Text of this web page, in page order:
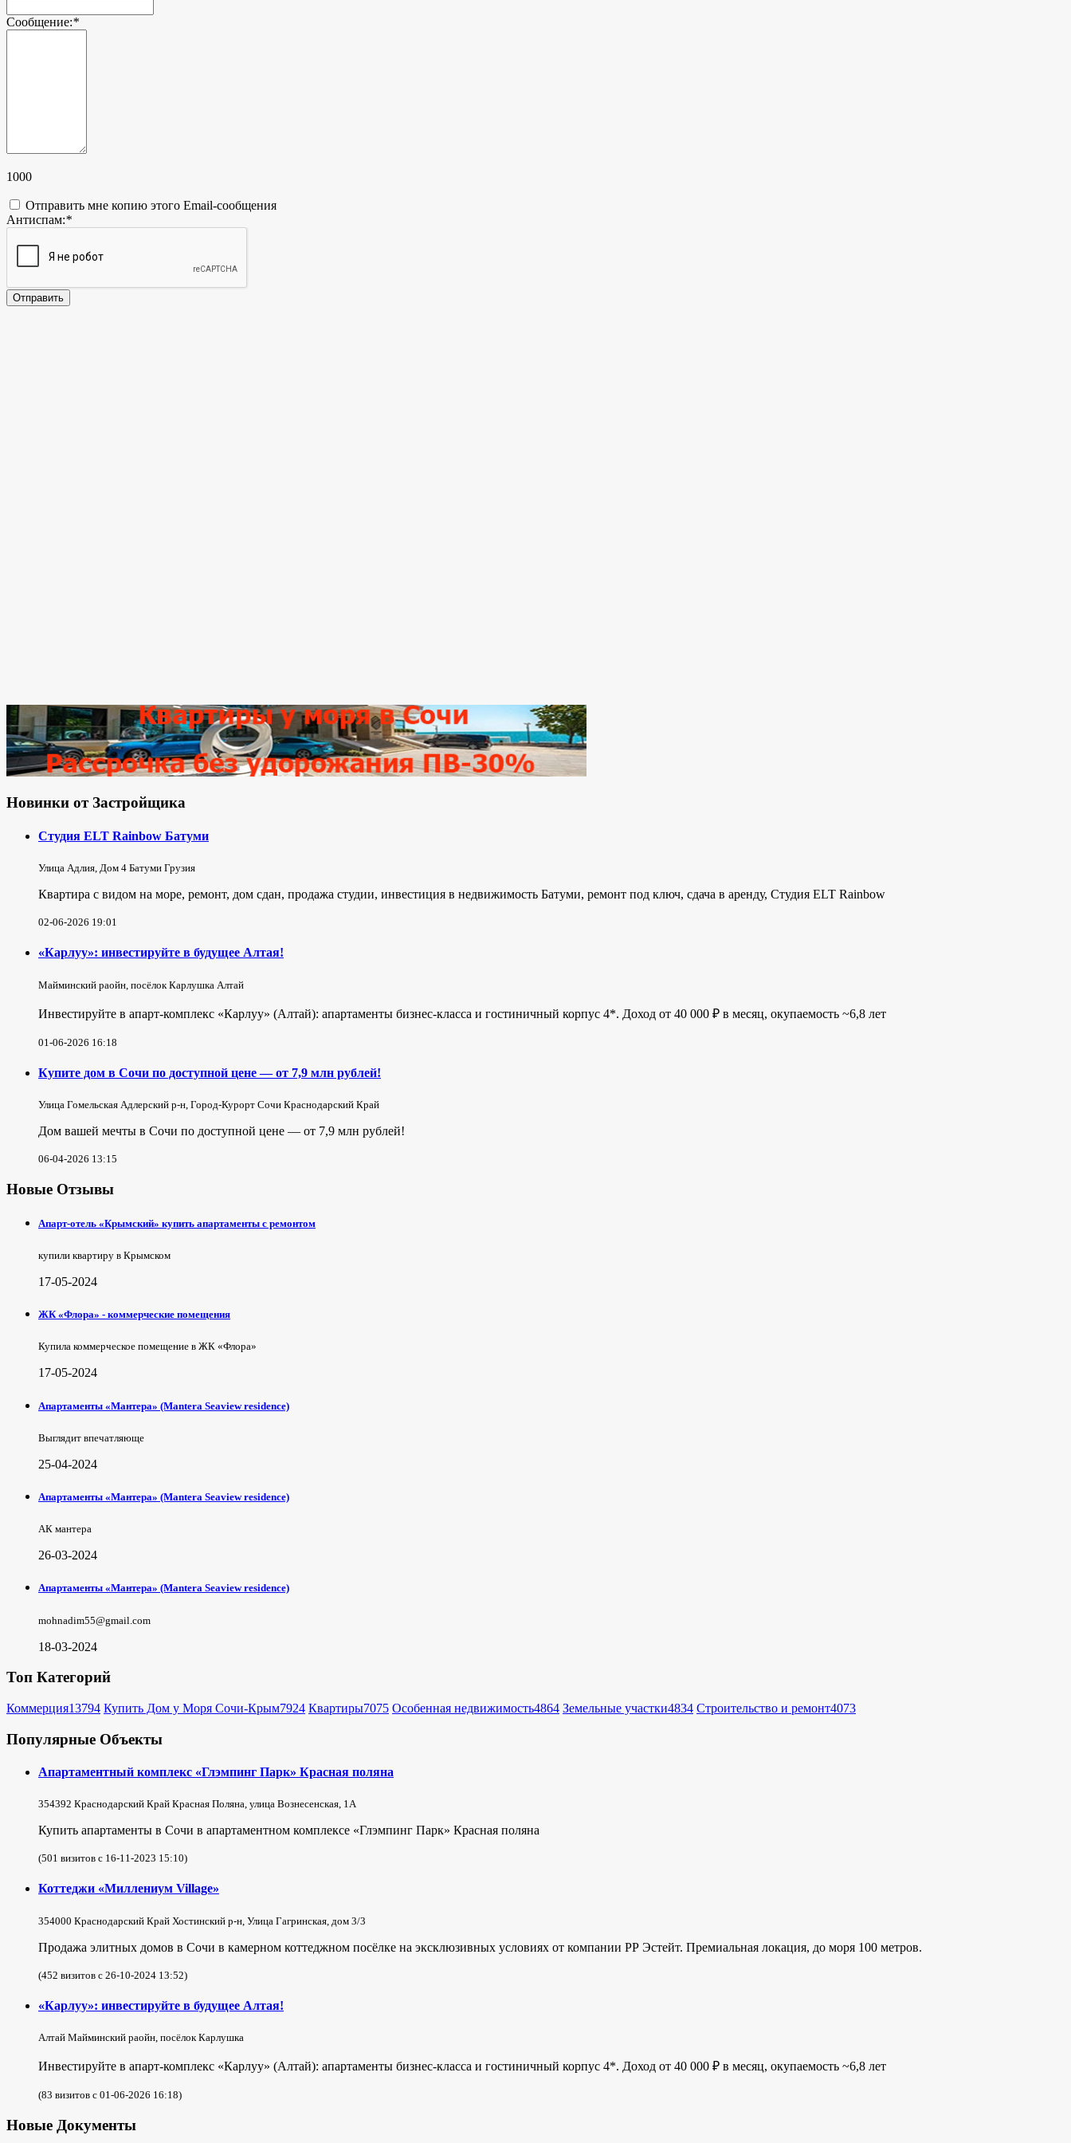
Сообщение:*
1000
Отправить мне копию этого Email-сообщения
Антиспам:*
Отправить
Новинки от Застройщика
Студия ELT Rainbow Батуми
Улица Адлия, Дом 4 Батуми Грузия
Квартира с видом на море, ремонт, дом сдан, продажа студии, инвестиция в недвижимость Батуми, ремонт под ключ, сдача в аренду, Студия ELT Rainbow
02-06-2026 19:01
«Карлуу»: инвестируйте в будущее Алтая!
Майминский раойн, посёлок Карлушка Алтай
Инвестируйте в апарт-комплекс «Карлуу» (Алтай): апартаменты бизнес-класса и гостиничный корпус 4*. Доход от 40 000 ₽ в месяц, окупаемость ~6,8 лет
01-06-2026 16:18
Купите дом в Сочи по доступной цене — от 7,9 млн рублей!
Улица Гомельская Адлерский р-н, Город-Курорт Сочи Краснодарский Край
Дом вашей мечты в Сочи по доступной цене — от 7,9 млн рублей!
06-04-2026 13:15
Новые Отзывы
Апарт-отель «Крымский» купить апартаменты с ремонтом
купили квартиру в Крымском
17-05-2024
ЖК «Флора» - коммерческие помещения
Купила коммерческое помещение в ЖК «Флора»
17-05-2024
Апартаменты «Мантера» (Mantera Seaview rеsidence)
Выглядит впечатляюще
25-04-2024
Апартаменты «Мантера» (Mantera Seaview rеsidence)
АК мантера
26-03-2024
Апартаменты «Мантера» (Mantera Seaview rеsidence)
mohnadim55@gmail.com
18-03-2024
Топ Категорий
Коммерция13794 Купить Дом у Моря Сочи-Крым7924 Квартиры7075 Особенная недвижимость4864 Земельные участки4834 Строительство и ремонт4073
Популярные Объекты
Апартаментный комплекс «Глэмпинг Парк» Красная поляна
354392 Краснодарский Край Красная Поляна, улица Вознесенская, 1А
Купить апартаменты в Сочи в апартаментном комплексе «Глэмпинг Парк» Красная поляна
(501 визитов с 16-11-2023 15:10)
Коттеджи «Миллениум Village»
354000 Краснодарский Край Хостинский р-н, Улица Гагринская, дом 3/3
Продажа элитных домов в Сочи в камерном коттеджном посёлке на эксклюзивных условиях от компании РР Эстейт. Премиальная локация, до моря 100 метров.
(452 визитов с 26-10-2024 13:52)
«Карлуу»: инвестируйте в будущее Алтая!
Алтай Майминский раойн, посёлок Карлушка
Инвестируйте в апарт-комплекс «Карлуу» (Алтай): апартаменты бизнес-класса и гостиничный корпус 4*. Доход от 40 000 ₽ в месяц, окупаемость ~6,8 лет
(83 визитов с 01-06-2026 16:18)
Новые Документы